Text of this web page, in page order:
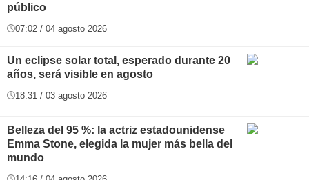
público
07:02 / 04 agosto 2026
Un eclipse solar total, esperado durante 20
años, será visible en agosto
18:31 / 03 agosto 2026
Belleza del 95 %: la actriz estadounidense
Emma Stone, elegida la mujer más bella del
mundo